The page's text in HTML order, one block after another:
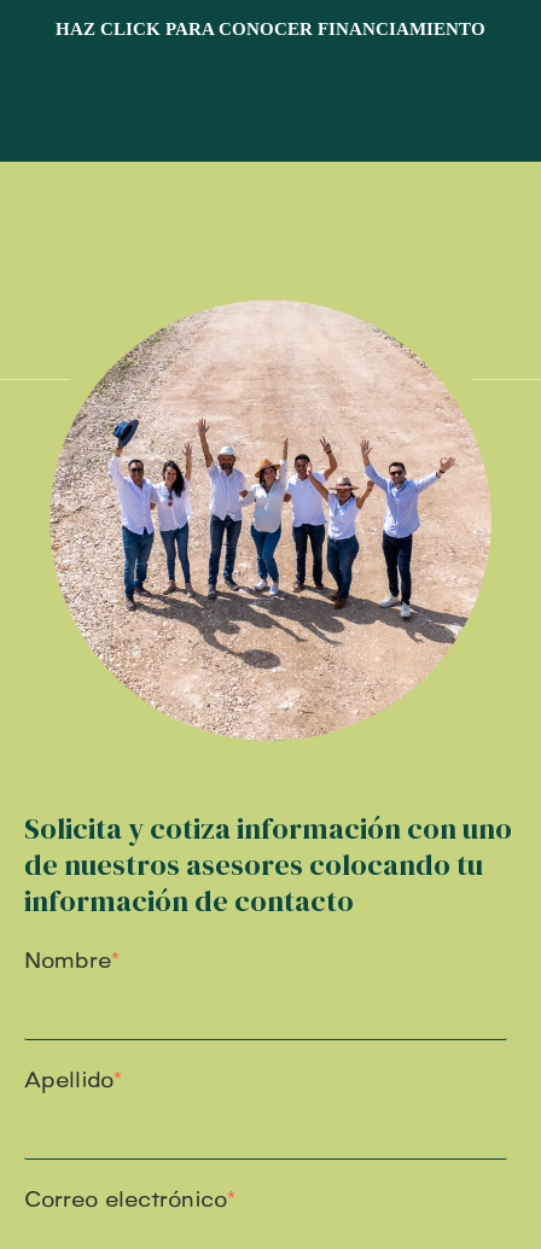
HAZ CLICK PARA CONOCER FINANCIAMIENTO
Solicita y cotiza información con uno
de nuestros asesores colocando tu
información de contacto
Nombre*
Apellido*
Correo electrónico*